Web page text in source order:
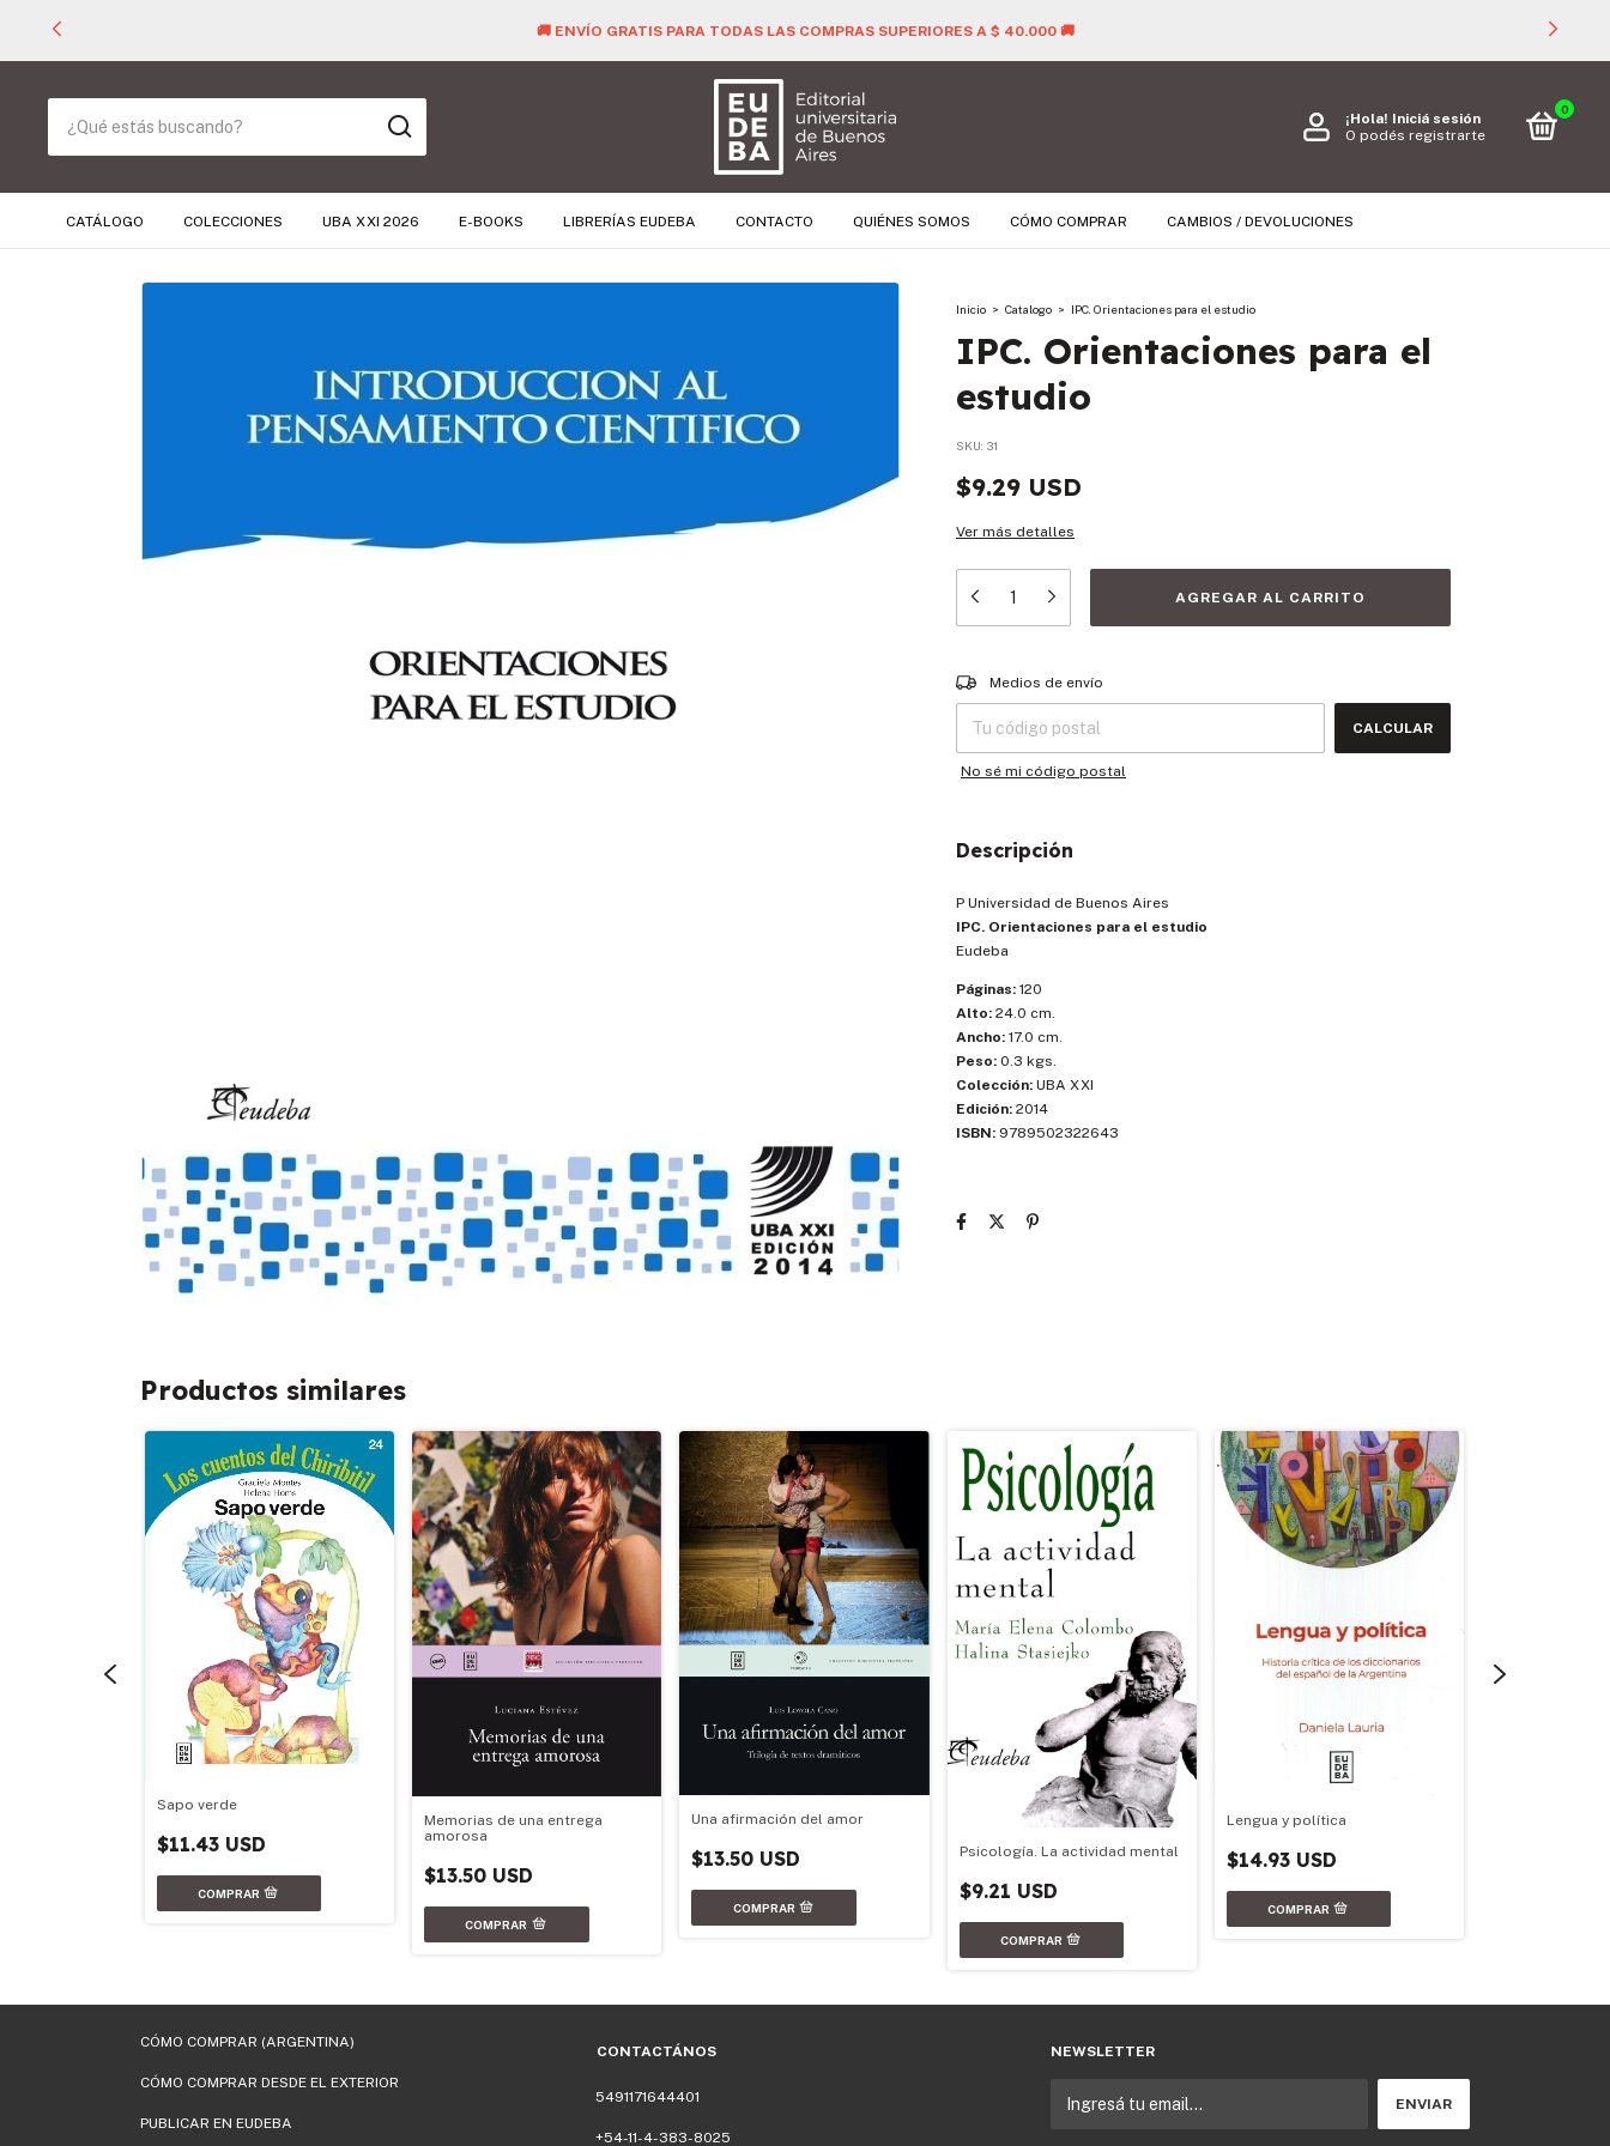
🚚 ENVÍO GRATIS PARA TODAS LAS COMPRAS SUPERIORES A $ 40.000 🚚
¡Hola! Iniciá sesión
O podés registrarte
0
CATÁLOGO COLECCIONES UBA XXI 2026 E-BOOKS LIBRERÍAS EUDEBA CONTACTO QUIÉNES SOMOS CÓMO COMPRAR CAMBIOS / DEVOLUCIONES
Inicio > Catalogo > IPC. Orientaciones para el estudio
IPC. Orientaciones para el
estudio
SKU: 31
$9.29 USD
Ver más detalles
Entregas para el CP:
Medios de envío
CALCULAR
No sé mi código postal
Descripción
P Universidad de Buenos Aires
IPC. Orientaciones para el estudio
Eudeba
Páginas: 120
Alto: 24.0 cm.
Ancho: 17.0 cm.
Peso: 0.3 kgs.
Colección: UBA XXI
Edición: 2014
ISBN: 9789502322643
Productos similares
Sapo verde
$11.43 USD
Memorias de una entrega
amorosa
$13.50 USD
Una afirmación del amor
$13.50 USD Psicología. La actividad mental
$9.21 USD
Lengua y política
$14.93 USD
CÓMO COMPRAR (ARGENTINA)
CÓMO COMPRAR DESDE EL EXTERIOR
PUBLICAR EN EUDEBA
CONTACTÁNOS
5491171644401
+54-11-4-383-8025
NEWSLETTER